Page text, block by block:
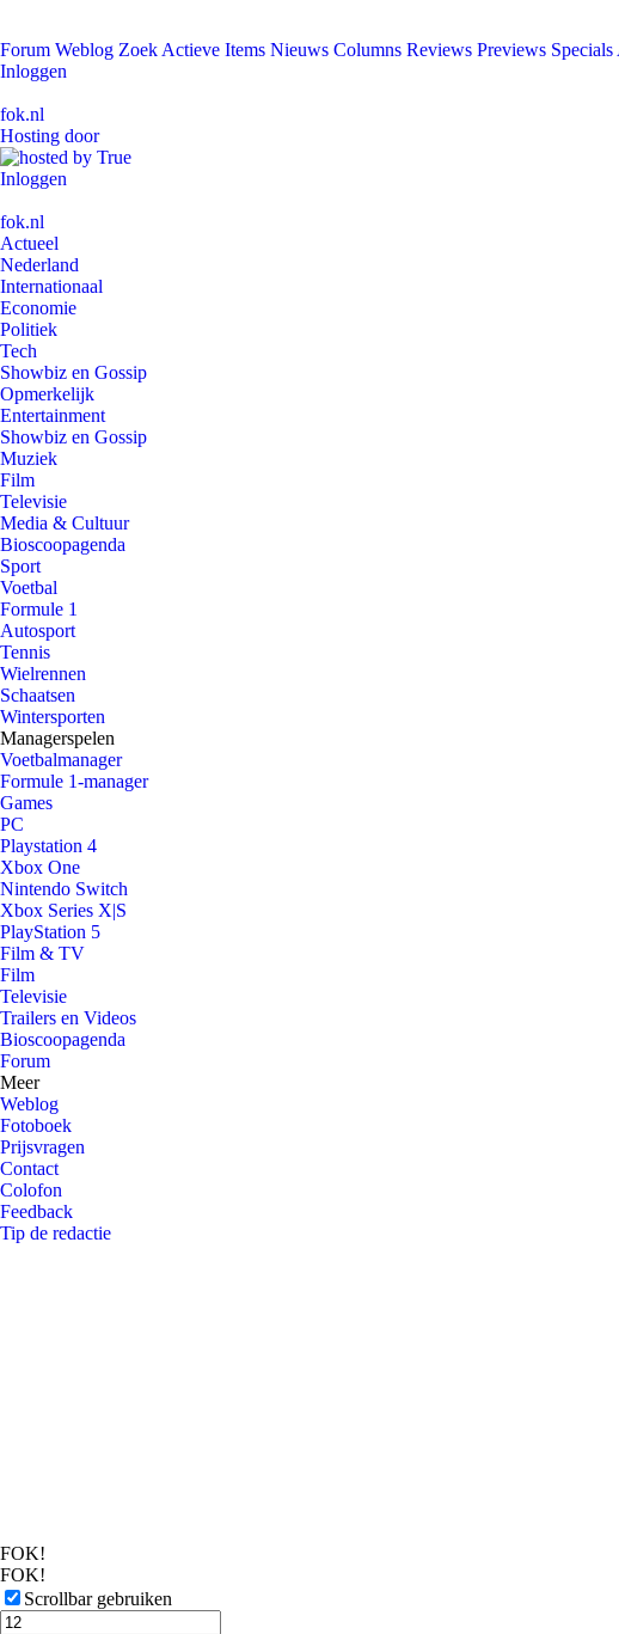
Forum Weblog Zoek Actieve Items Nieuws Columns Reviews Previews Specials
Inloggen
fok.nl
Hosting door
Inloggen
fok.nl
Actueel
Nederland
Internationaal
Economie
Politiek
Tech
Showbiz en Gossip
Opmerkelijk
Entertainment
Showbiz en Gossip
Muziek
Film
Televisie
Media & Cultuur
Bioscoopagenda
Sport
Voetbal
Formule 1
Autosport
Tennis
Wielrennen
Schaatsen
Wintersporten
Managerspelen
Voetbalmanager
Formule 1-manager
Games
PC
Playstation 4
Xbox One
Nintendo Switch
Xbox Series X|S
PlayStation 5
Film & TV
Film
Televisie
Trailers en Videos
Bioscoopagenda
Forum
Meer
Weblog
Fotoboek
Prijsvragen
Contact
Colofon
Feedback
Tip de redactie
FOK!
FOK!
Scrollbar gebruiken